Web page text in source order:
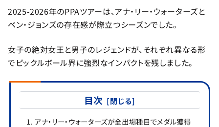
2025-2026年のPPAツアーは、アナ・リー・ウォーターズと
ベン・ジョンズの存在感が際立つシーズンでした。
女子の絶対女王と男子のレジェンドが、それぞれ異なる形
でピックルボール界に強烈なインパクトを残しました。
目次
アナ・リー・ウォーターズが全出場種目でメダル獲得